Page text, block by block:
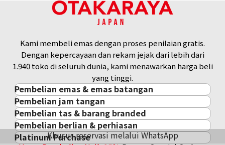
Khusus reservasi melalui WhatsApp
Kami membeli emas dengan proses penilaian gratis.
Dengan kepercayaan dan rekam jejak dari lebih dari
1.940 toko di seluruh dunia, kami menawarkan harga beli
yang tinggi.
Pembelian emas & emas batangan
Pembelian emas & emas batangan
Emas Batangan / Gold Bar
Koin Emas
Harga Pasar Emas / Kurs Emas
Pembelian jam tangan
Pembelian jam tangan
ROLEX
PATEK PHILIPPE
Pembelian tas & barang branded
Pembelian tas & barang branded
Cartier
Pembelian berlian & perhiasan
Pembelian berlian & perhiasan
Platinum Purchase